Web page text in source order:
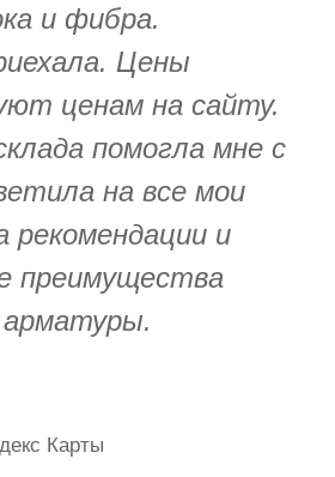
и фибра.
Цены
ценам на сайту.
помогла мне с
на все мои
рекомендации и
преимущества
Карты